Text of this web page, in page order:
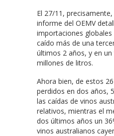
El 27/11,
informe del OEMV
importaciones globales
caído más de una
últimos 2 años, y en
millones de litros.
Ahora bien, de estos
perdidos en dos años,
las caídas de vinos
relativos, mientras el
dos últimos años un
vinos australianos